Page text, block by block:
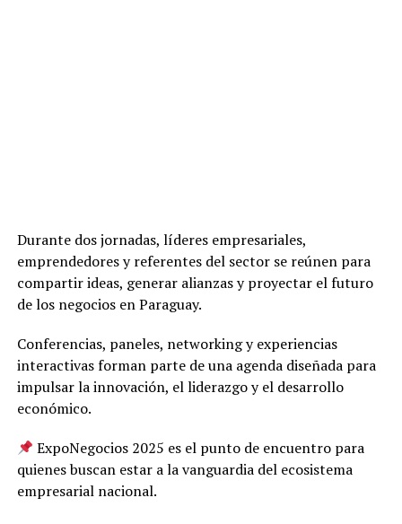
Durante dos jornadas, líderes empresariales,
emprendedores y referentes del sector se reúnen para
compartir ideas, generar alianzas y proyectar el futuro
de los negocios en Paraguay.
Conferencias, paneles, networking y experiencias
interactivas forman parte de una agenda diseñada para
impulsar la innovación, el liderazgo y el desarrollo
económico.
ExpoNegocios 2025 es el punto de encuentro para
quienes buscan estar a la vanguardia del ecosistema
empresarial nacional.